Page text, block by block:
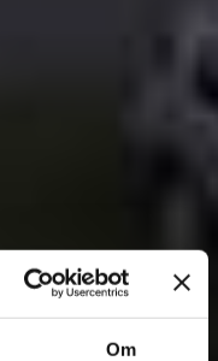
Om